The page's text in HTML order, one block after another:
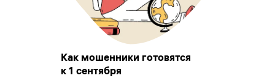
Как мошенники готовятся
к 1 сентября